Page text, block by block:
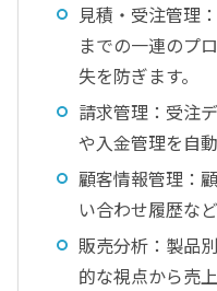
見積・受注管理
までの一連のプ
失を防ぎます。
請求管理：受注
や入金管理を自動
顧客情報管理：
い合わせ履歴な
販売分析：製品
的な視点から売